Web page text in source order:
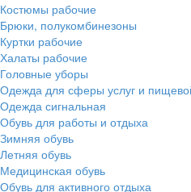
Костюмы рабочие
Брюки, полукомбинезоны
Куртки рабочие
Халаты рабочие
Головные уборы
Одежда для сферы услуг и
Одежда сигнальная
Обувь для работы и отдыха
Зимняя обувь
Летняя обувь
Медицинская обувь
Обувь для активного отдыха